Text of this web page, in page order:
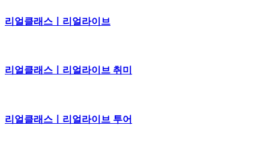
리얼클래스ㅣ리얼라이브
리얼클래스ㅣ리얼라이브 취미
리얼클래스ㅣ리얼라이브 투어